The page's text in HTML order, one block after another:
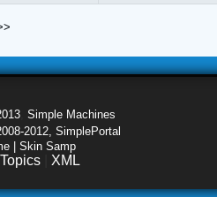
Simple Machines
2012, SimplePortal
| Skin Samp
Topics XML